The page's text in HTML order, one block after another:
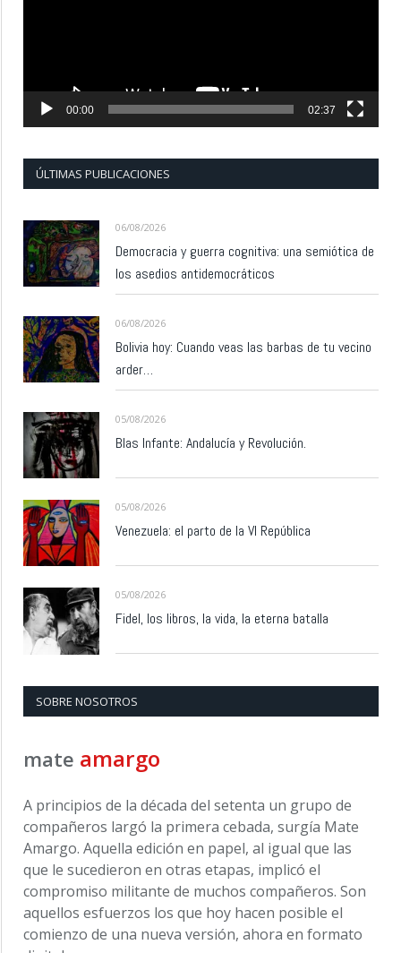
00:00 02:37
ÚLTIMAS PUBLICACIONES
06/08/2026
Democracia y guerra cognitiva: una semiótica de
los asedios antidemocráticos
06/08/2026
Bolivia hoy: Cuando veas las barbas de tu vecino
arder…
05/08/2026
Blas Infante: Andalucía y Revolución.
05/08/2026
Venezuela: el parto de la VI República
05/08/2026
Fidel, los libros, la vida, la eterna batalla
SOBRE NOSOTROS
mate amargo
A principios de la década del setenta un grupo de
compañeros largó la primera cebada, surgía Mate
Amargo. Aquella edición en papel, al igual que las
que le sucedieron en otras etapas, implicó el
compromiso militante de muchos compañeros. Son
aquellos esfuerzos los que hoy hacen posible el
comienzo de una nueva versión, ahora en formato